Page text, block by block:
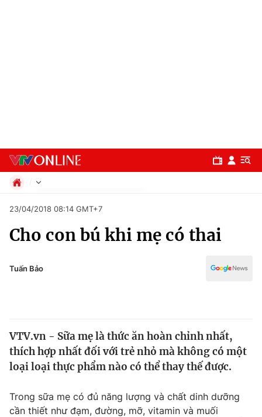
Chuyên mục
Chính trị
Pháp luật
Y tế
Thế giới
Xã hội
Pháp luật
Công nghệ
Giáo dục
23/04/2018 08:14 GMT+7
Cho con bú khi mẹ có thai
Tuấn Bảo
VTV.vn - Sữa mẹ là thức ăn hoàn chỉnh nhất,
thích hợp nhất đối với trẻ nhỏ mà không có một
loại loại thực phẩm nào có thể thay thế được.
Trong sữa mẹ có đủ năng lượng và chất dinh dưỡng
cần thiết như đạm, đường, mỡ, vitamin và muối